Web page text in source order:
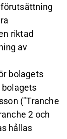
riktad
av
bolagets
("Tranche
2 och
hållas